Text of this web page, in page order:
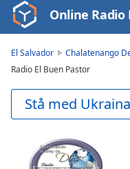
Video
Player
loading.
Video
Forward
Online Radio
El Salvador Chalatenango
Radio El Buen Pastor
Stå med